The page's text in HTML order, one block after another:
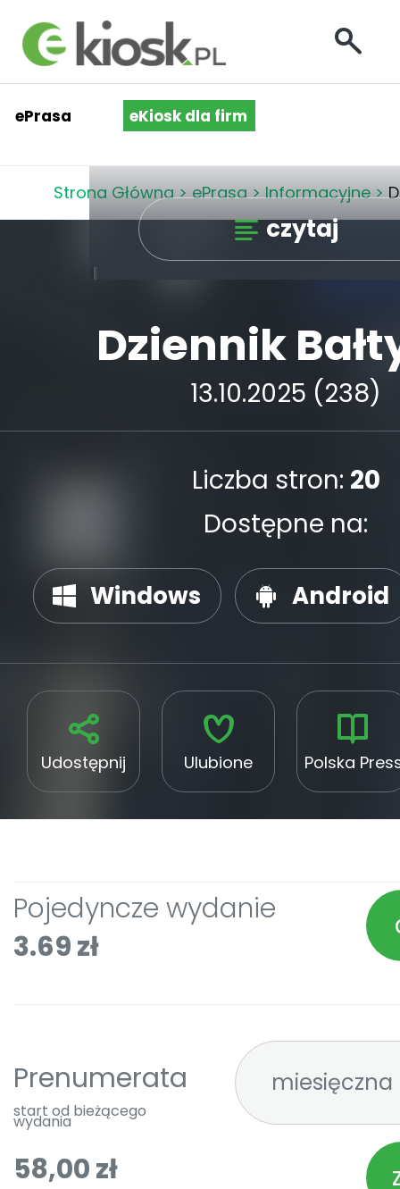
ePrasa eKiosk dla firm
Strona Główna > ePrasa > Informacyjne >
czytaj
Dziennik
13.10.2025 (238)
Liczba stron: 20
Dostępne na:
Windows Android
Udostępnij Ulubione Polska
Pojedyncze wydanie
3.69 zł
Prenumerata
start od bieżącego
wydania
58,00 zł